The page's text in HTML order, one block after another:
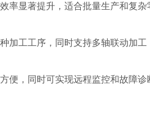
显著提升，适合批量生产和复杂
工工序，同时支持多轴联动加工
，同时可实现远程监控和故障诊